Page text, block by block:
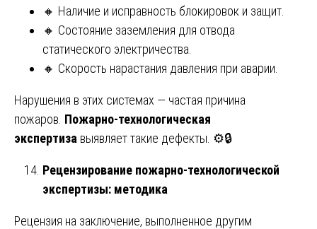
🔸 Наличие и исправность блокировок и защит.
🔸 Состояние заземления для отвода
статического электричества.
🔸 Скорость нарастания давления при аварии.
Нарушения в этих системах — частая причина
пожаров. Пожарно-технологическая
экспертиза выявляет такие дефекты. ⚙️🔒
Рецензирование пожарно-технологической
экспертизы: методика
Рецензия на заключение, выполненное другим